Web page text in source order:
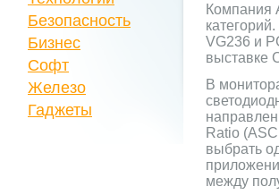
Компания
VG236 и
выставке
В
Ratio
выбрать
между
Безопасность
Бизнес
Софт
Железо
Гаджеты